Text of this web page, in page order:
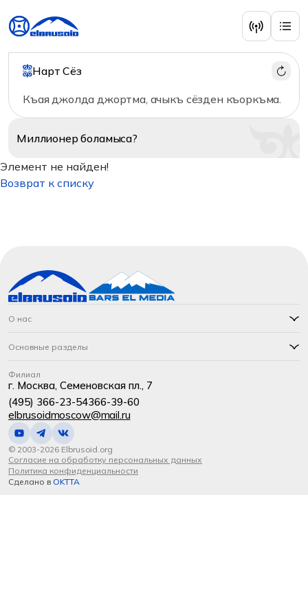
Нарт Сёз
Къая джолда джортма, ачыкъ сёзден къоркъма.
Миллионерболамыса?
Элемент не найден!
Возврат к списку
О нас
Основные разделы
Филиал
г. Москва, Семеновская пл., 7
(495) 366-23-54366-39-60
elbrusoidmoscow@mail.ru
© 2003-2026 Elbrusoid.org
Согласие на обработку персональных данных
Политика конфиденциальности
Сделано в OKTTA